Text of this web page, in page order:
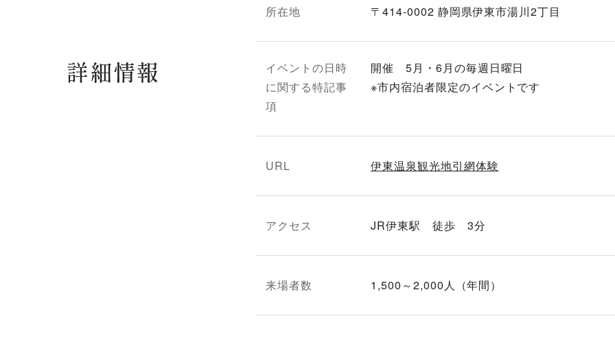
所在地 〒414-0002 静岡県伊東市湯川2丁目
詳細情報
イベントの日時
に関する特記事
項
開催 5月・6月の毎週日曜日
※市内宿泊者限定のイベントです
URL 伊東温泉観光地引網体験
アクセス JR伊東駅 徒歩 3分
来場者数 1,500～2,000人（年間）